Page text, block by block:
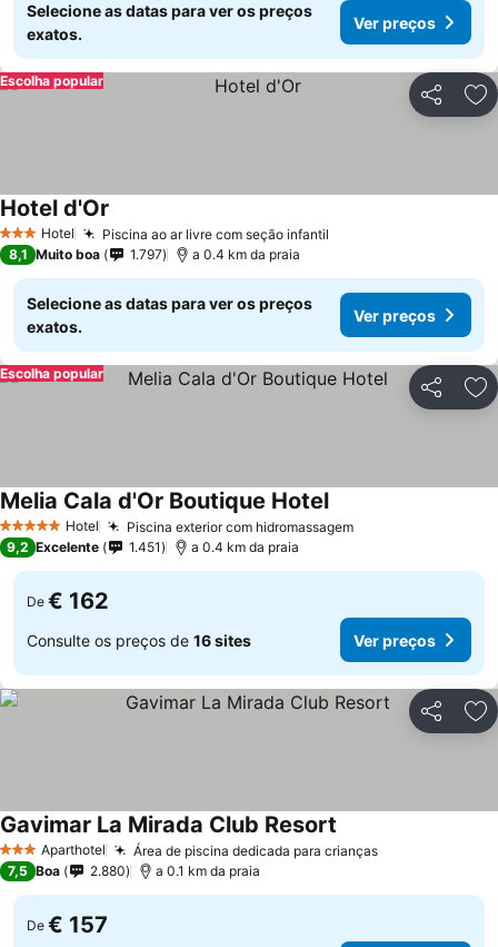
Selecione as datas para ver os preços
exatos.
Ver preços
Partilhar
Escolha popular
3 EstrelasHotel Piscina ao ar livre com seção infantil
Hotel d'Or
8,1 Muito boa 1.797 a 0.4 km da praia
Selecione as datas para ver os preços
exatos.
Ver preços
Partilhar
Escolha popular
5 Estrelas Hotel Piscina exterior com hidromassagem
Melia Cala d'Or Boutique Hotel
9,2 Excelente 1.451 a 0.4 km da praia
De € 162
Consulte os preços de 16 sites Ver preços
Partilhar
3 EstrelasAparthotel Área de piscina dedicada para crianças
Gavimar La Mirada Club Resort
7,5 Boa 2.880 a 0.1 km da praia
De € 157